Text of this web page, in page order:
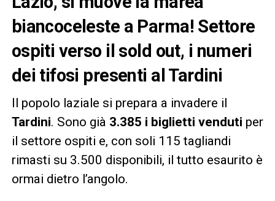
biancoceleste a Parma! Settore
ospiti verso il sold out, i numeri
dei tifosi presenti al Tardini
Il popolo laziale si prepara a invadere il
Tardini. Sono già 3.385 i biglietti venduti per
il settore ospiti e, con soli 115 tagliandi
rimasti su 3.500 disponibili, il tutto esaurito è
ormai dietro l’angolo.